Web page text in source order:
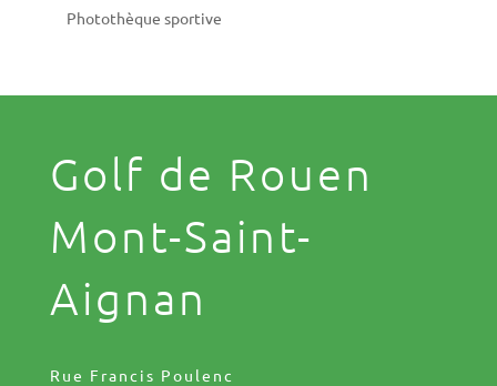
Photothèque sportive
Golf de Rouen
Mont-Saint-
Aignan
Rue Francis Poulenc